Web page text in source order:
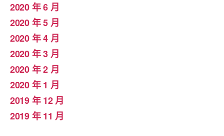
2020 年 6 月
2020 年 5 月
2020 年 4 月
2020 年 3 月
2020 年 2 月
2020 年 1 月
2019 年 12 月
2019 年 11 月